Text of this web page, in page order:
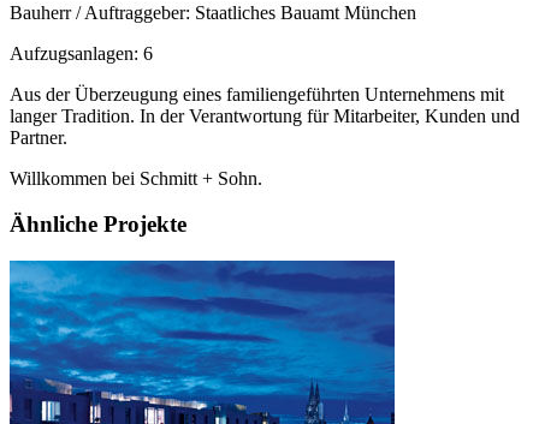
Bauherr / Auftraggeber: Staatliches Bauamt München
Aufzugsanlagen: 6
Aus der Überzeugung eines familiengeführten Unternehmens mit
langer Tradition. In der Verantwortung für Mitarbeiter, Kunden und
Partner.
Willkommen bei Schmitt + Sohn.
Ähnliche Projekte